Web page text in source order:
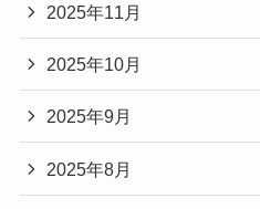
2025年11月
2025年10月
2025年9月
2025年8月